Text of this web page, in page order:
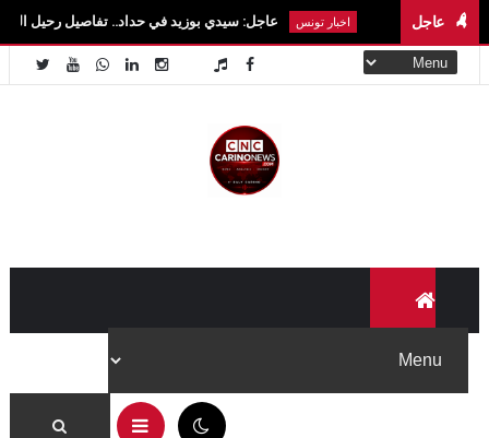
عاجلاخبار تونس عاجل: سيدي بوزيد في حداد.. تفاصيل رحيل الطالبة آية